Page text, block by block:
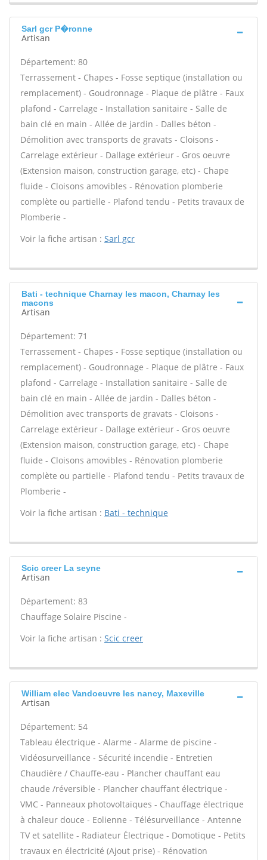
Sarl gcr P�ronne
Artisan
Département: 80
Terrassement - Chapes - Fosse septique (installation ou
remplacement) - Goudronnage - Plaque de plâtre - Faux
plafond - Carrelage - Installation sanitaire - Salle de
bain clé en main - Allée de jardin - Dalles béton -
Démolition avec transports de gravats - Cloisons -
Carrelage extérieur - Dallage extérieur - Gros oeuvre
(Extension maison, construction garage, etc) - Chape
fluide - Cloisons amovibles - Rénovation plomberie
complète ou partielle - Plafond tendu - Petits travaux de
Plomberie -
Voir la fiche artisan : Sarl gcr
Bati - technique Charnay les macon, Charnay les
macons
Artisan
Département: 71
Terrassement - Chapes - Fosse septique (installation ou
remplacement) - Goudronnage - Plaque de plâtre - Faux
plafond - Carrelage - Installation sanitaire - Salle de
bain clé en main - Allée de jardin - Dalles béton -
Démolition avec transports de gravats - Cloisons -
Carrelage extérieur - Dallage extérieur - Gros oeuvre
(Extension maison, construction garage, etc) - Chape
fluide - Cloisons amovibles - Rénovation plomberie
complète ou partielle - Plafond tendu - Petits travaux de
Plomberie -
Voir la fiche artisan : Bati - technique
Scic creer La seyne
Artisan
Département: 83
Chauffage Solaire Piscine -
Voir la fiche artisan : Scic creer
William elec Vandoeuvre les nancy, Maxeville
Artisan
Département: 54
Tableau électrique - Alarme - Alarme de piscine -
Vidéosurveillance - Sécurité incendie - Entretien
Chaudière / Chauffe-eau - Plancher chauffant eau
chaude /réversible - Plancher chauffant électrique -
VMC - Panneaux photovoltaïques - Chauffage électrique
à chaleur douce - Eolienne - Télésurveillance - Antenne
TV et satellite - Radiateur Électrique - Domotique - Petits
travaux en électricité (Ajout prise) - Rénovation